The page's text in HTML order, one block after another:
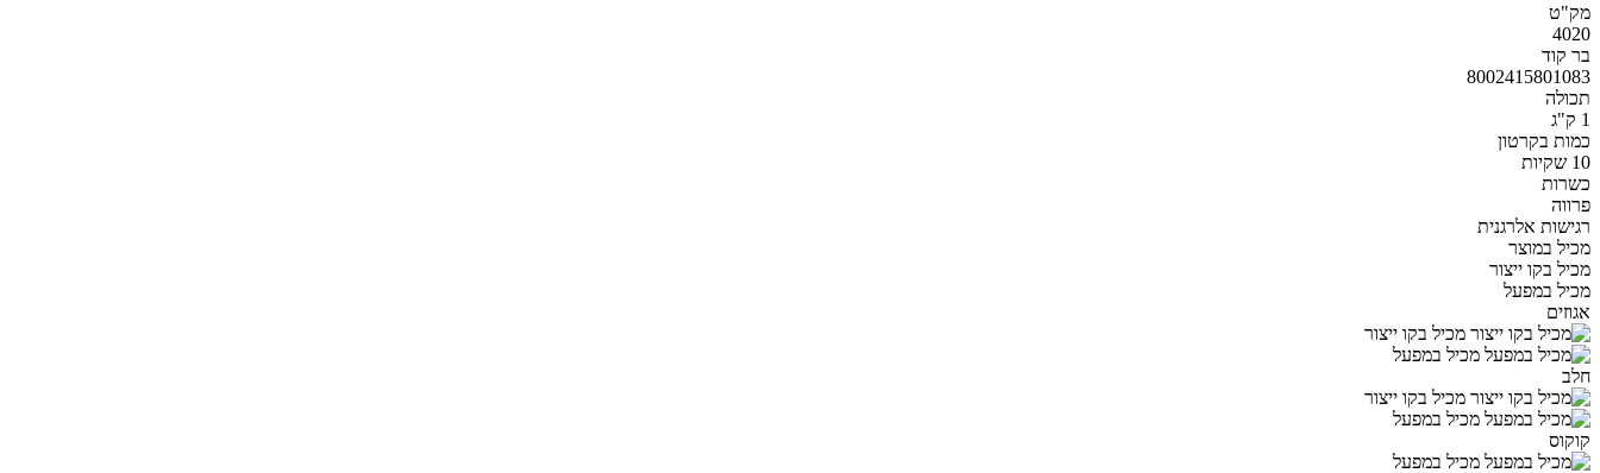
מק"ט
4020
בר קוד
8002415801083
תכולה
1 ק"ג
כמות בקרטון
10 שקיות
כשרות
פרווה
רגישות אלרגנית
מכיל במוצר
מכיל בקו ייצור
מכיל במפעל
אגוזים
מכיל בקו ייצור
מכיל במפעל
חלב
מכיל בקו ייצור
מכיל במפעל
קוקוס
מכיל במפעל